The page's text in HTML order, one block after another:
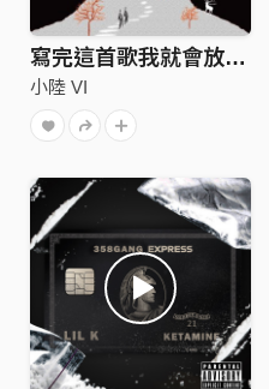
寫完這首歌我就會放下你了
小陸 VI